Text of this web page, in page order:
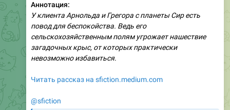
Аннотация:
У клиента Арнольда и Грегора с планеты Сир есть
повод для беспокойства. Ведь его
сельскохозяйственным полям угрожает нашествие
загадочных крыс, от которых практически
невозможно избавиться.
Читать рассказ на sfiction.medium.com
@sfiction